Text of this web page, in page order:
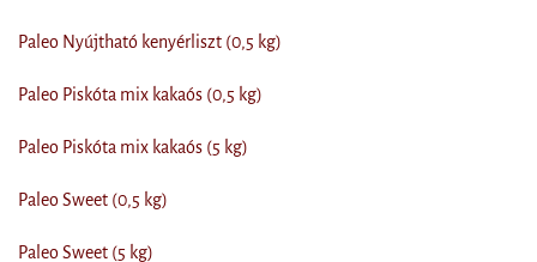
Paleo Nyújtható kenyérliszt (0,5 kg)
Paleo Piskóta mix kakaós (0,5 kg)
Paleo Piskóta mix kakaós (5 kg)
Paleo Sweet (0,5 kg)
Paleo Sweet (5 kg)